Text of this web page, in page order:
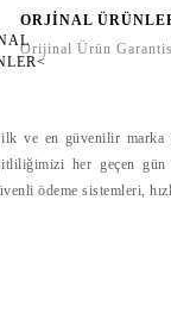
ORJİNAL
Orijinal Ürün
ve en güvenilir marka
her geçen
ödeme sistemleri,